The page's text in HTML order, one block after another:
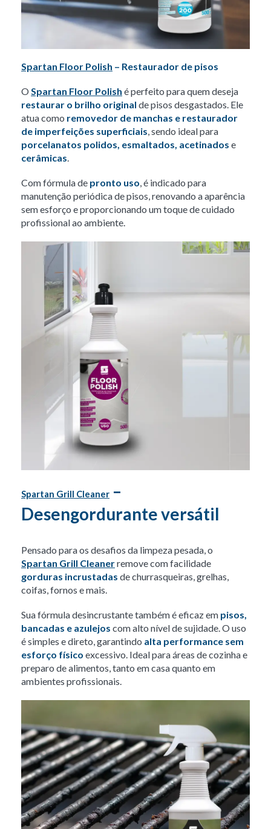
Spartan Floor Polish – Restaurador de pisos
O Spartan Floor Polish é perfeito para quem deseja
restaurar o brilho original de pisos desgastados. Ele
atua como removedor de manchas e restaurador
de imperfeições superficiais, sendo ideal para
porcelanatos polidos, esmaltados, acetinados e
cerâmicas.
Com fórmula de pronto uso , é indicado para
manutenção periódica de pisos, renovando a aparência
sem esforço e proporcionando um toque de cuidado
profissional ao ambiente.
Spartan Grill Cleaner –
Desengordurante versátil
Pensado para os desafios da limpeza pesada, o
Spartan Grill Cleanerremove com facilidade
gorduras incrustadas de churrasqueiras, grelhas,
coifas, fornos e mais.
Sua fórmula desincrustante também é eficaz em pisos,
bancadas e azulejos com alto nível de sujidade. O uso
é simples e direto, garantindo alta performance sem
esforço físico excessivo. Ideal para áreas de cozinha e
preparo de alimentos, tanto em casa quanto em
ambientes profissionais.